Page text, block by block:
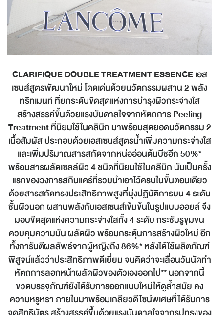
CLARIFIQUE DOUBLE TREATMENT ESSENCEเอส
เซนส์สูตรพัฒนาใหม่ โดดเด่นด้วยนวัตกรรมผสาน 2 พลัง
ทรีทเมนท์ ที่ยกระดับขีดสุดแห่งการบำรุงผิวกระจ่างใส
สร้างสรรค์ขึ้นด้วยแรงบันดาลใจจากหัตถการPeeling
Treatmentที่นิยมใช้ในคลินิก มาพร้อมสุดยอดนวัตกรรม 2
เนื้อสัมผัส ประกอบด้วยเอสเซนส์สูตรน้ำเพิ่มความกระจ่างใส
และเพิ่มปริมาณสารสกัดจากหน่ออ่อนต้นบีชอีก 50%*
พร้อมสารผลัดเซลล์ผิว 4 ชนิดที่นิยมใช้ในคลีนิก นับเป็นครั้ง
แรกของวงการสกินแคร์ที่รวมนำเอาไว้ครบในขั้นตอนเดียว
ด้วยสารสกัดทรงประสิทธิภาพสูงที่มุ่งปฏิบัติการบน 4 ระดับ
ชั้นผิวนอก ผสานพลังกับเอสเซนส์เข้มข้นในรูปแบบออยล์ จึง
มอบขีดสุดแห่งความกระจ่างใสทั้ง 4 ระดับ กระชับรูขุมขน
ควบคุมความมัน ผลัดผิว พร้อมกระตุ้นการสร้างผิวใหม่ อีก
ทั้งการันตีผลลัพธ์จากผู้หญิงถึง 86%* หลังได้ใช้ผลิตภัณฑ์
พิสูจน์แล้วว่าประสิทธิภาพดีเยี่ยม จนคิดว่าจะเลื่อนวันนัดทำ
หัตถการลอกหน้าผลัดผิวของตัวเองออกไป** นอกจากนี้
ขวดบรรจุภัณฑ์ยังได้รับการออกแบบใหม่ให้ดูล้ำสมัย คง
ความหรูหรา ภายในมาพร้อมเกลียวดีไซน์พิเศษที่ได้รับการ